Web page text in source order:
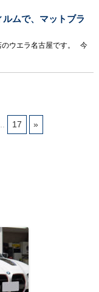
ムで、マットブラ
のウエラ名古屋です。 今
17 »